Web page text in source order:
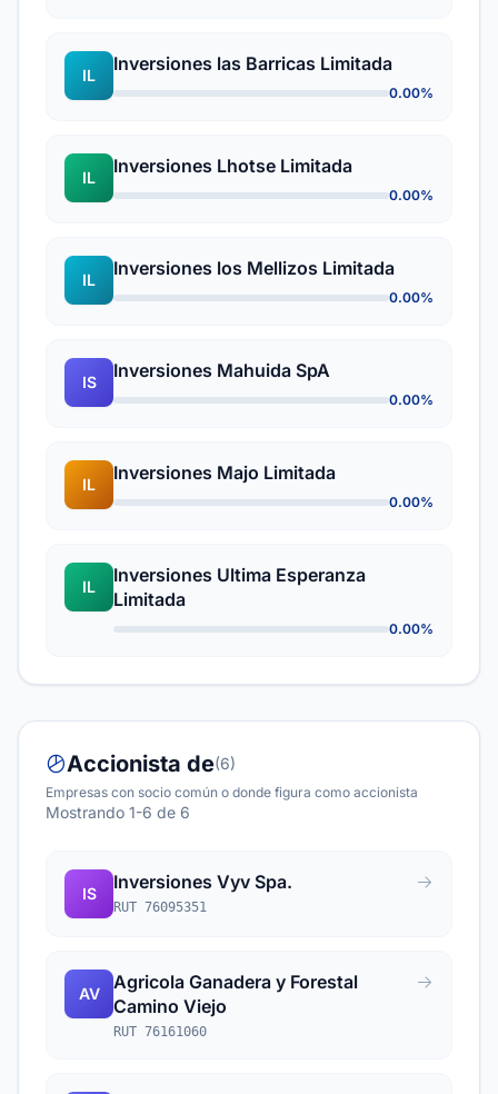
IL
Inversiones las Barricas Limitada
0.00%
IL
Inversiones Lhotse Limitada
0.00%
IL
Inversiones los Mellizos Limitada
0.00%
IS
Inversiones Mahuida SpA
0.00%
IL
Inversiones Majo Limitada
0.00%
IL
Inversiones Ultima Esperanza
Limitada
0.00%
Accionista de(6)
Empresas con socio común o donde figura como accionista
Mostrando 1-6 de 6
IS
Inversiones Vyv Spa.
RUT 76095351
AV
Agricola Ganadera y Forestal
Camino Viejo
RUT 76161060